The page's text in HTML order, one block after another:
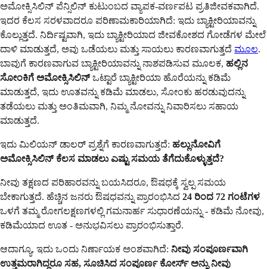
ಅಮೋಕ್ಸಿಸಿಲಿನ್ ಪೆನ್ಸಿಲಿನ್ ಕುಟುಂಬದ ವ್ಯಾಪಕ-ವರ್ಣಪಟ ಪ್ರತಿಜೀವಕವಾಗಿದೆ.
ಇದರ ಕೆಲಸ ಸರಳವಾದರೂ ಪರಿಣಾಮಕಾರಿಯಾಗಿದೆ: ಇದು ಬ್ಯಾಕ್ಟೀರಿಯಾವನ್ನು
ಕೊಲ್ಲುತ್ತದೆ. ನಿರ್ದಿಷ್ಟವಾಗಿ, ಇದು ಬ್ಯಾಕ್ಟೀರಿಯಾದ ಜೀವಕೋಶದ ಗೋಡೆಗಳ ಮೇಲೆ
ದಾಳಿ ಮಾಡುತ್ತದೆ, ಅವು ಒಡೆಯಲು ಮತ್ತು ಸಾಯಲು ಕಾರಣವಾಗುತ್ತದೆ ಮೂಲ.
ಬಾವುಗೆ ಕಾರಣವಾಗುವ ಬ್ಯಾಕ್ಟೀರಿಯಾವನ್ನು ನಾಶಪಡಿಸುವ ಮೂಲಕ, ಹಲ್ಲಿನ
ಸೋಂಕಿಗೆ ಅಮೋಕ್ಸಿಸಿಲಿನ್ಒಟ್ಟಾರೆ ಬ್ಯಾಕ್ಟೀರಿಯಾ ಹೊರೆಯನ್ನು ಕಡಿಮೆ
ಮಾಡುತ್ತದೆ, ಇದು ಊತವನ್ನು ಕಡಿಮೆ ಮಾಡಲು, ಸೋಂಕು ಹರಡುವುದನ್ನು
ತಡೆಯಲು ಮತ್ತು ಅಂತಿಮವಾಗಿ, ನಿಮ್ಮ ನೋವನ್ನು ನಿವಾರಿಸಲು ಸಹಾಯ
ಮಾಡುತ್ತದೆ.
ಇದು ಮಿಲಿಯನ್ ಡಾಲರ್ ಪ್ರಶ್ನೆಗೆ ಕಾರಣವಾಗುತ್ತದೆ: ಹಲ್ಲುನೋವಿಗೆ
ಅಮೋಕ್ಸಿಸಿಲಿನ್ ಕೆಲಸ ಮಾಡಲು ಎಷ್ಟು ಸಮಯ ತೆಗೆದುಕೊಳ್ಳುತ್ತದೆ?
ನೀವು ತಕ್ಷಣದ ಪರಿಹಾರವನ್ನು ಬಯಸಿದರೂ, ಔಷಧಕ್ಕೆ ಸ್ವಲ್ಪ ಸಮಯ
ಬೇಕಾಗುತ್ತದೆ. ಹೆಚ್ಚಿನ ಜನರು ಔಷಧವನ್ನು ಪ್ರಾರಂಭಿಸಿದ 24 ರಿಂದ 72 ಗಂಟೆಗಳ
ಒಳಗೆ ತಮ್ಮ ರೋಗಲಕ್ಷಣಗಳಲ್ಲಿ ಗಮನಾರ್ಹ ಸುಧಾರಣೆಯನ್ನು - ಕಡಿಮೆ ನೋವು,
ಕಡಿಮೆಯಾದ ಊತ - ಅನುಭವಿಸಲು ಪ್ರಾರಂಭಿಸುತ್ತಾರೆ.
ಆದಾಗ್ಯೂ, ಇದು ಒಂದು ನಿರ್ಣಾಯಕ ಅಂಶವಾಗಿದೆ: ನೀವು ಸಂಪೂರ್ಣವಾಗಿ
ಉತ್ತಮರಾಗಿದ್ದರೂ ಸಹ, ಸೂಚಿಸಿದ ಸಂಪೂರ್ಣ ಕೋರ್ಸ್ ಅನ್ನು ನೀವು